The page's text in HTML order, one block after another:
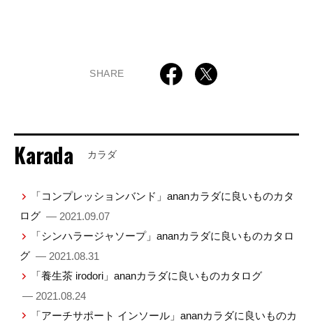
SHARE
Karada カラダ
「コンプレッションバンド」ananカラダに良いものカタ
ログ — 2021.09.07
「シンハラージャソープ」ananカラダに良いものカタロ
グ — 2021.08.31
「養生茶 irodori」ananカラダに良いものカタログ
— 2021.08.24
「アーチサポート インソール」ananカラダに良いものカ